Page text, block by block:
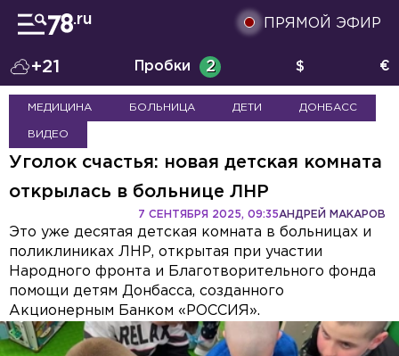
ПРЯМОЙ ЭФИР
+21 Пробки 2 $ €
МЕДИЦИНА БОЛЬНИЦА ДЕТИ ДОНБАСС
ВИДЕО
Уголок счастья: новая детская комната
открылась в больнице ЛНР
АНДРЕЙ МАКАРОВ
7 СЕНТЯБРЯ 2025, 09:35
Это уже десятая детская комната в больницах и
поликлиниках ЛНР, открытая при участии
Народного фронта и Благотворительного фонда
помощи детям Донбасса, созданного
Акционерным Банком «РОССИЯ».